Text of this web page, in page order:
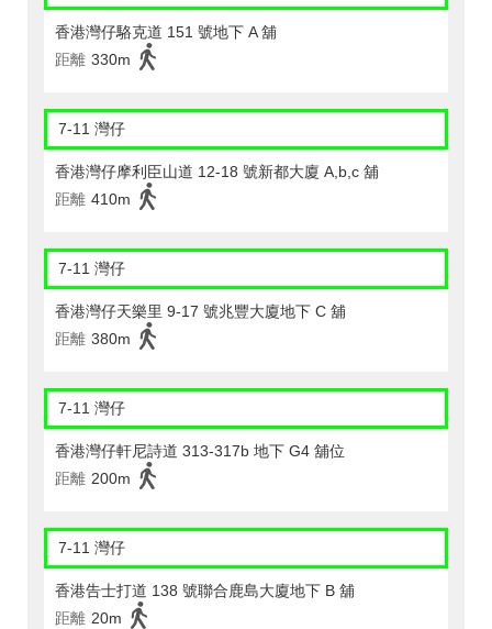
香港灣仔駱克道 151 號地下 A 舖
距離 330m
7-11 灣仔
香港灣仔摩利臣山道 12-18 號新都大廈 A,b,c 舖
距離 410m
7-11 灣仔
香港灣仔天樂里 9-17 號兆豐大廈地下 C 舖
距離 380m
7-11 灣仔
香港灣仔軒尼詩道 313-317b 地下 G4 舖位
距離 200m
7-11 灣仔
香港告士打道 138 號聯合鹿島大廈地下 B 舖
距離 20m